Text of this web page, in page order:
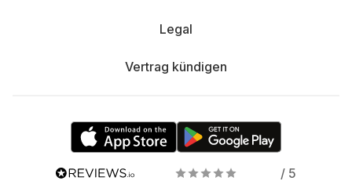
Legal
Vertrag kündigen
/ 5